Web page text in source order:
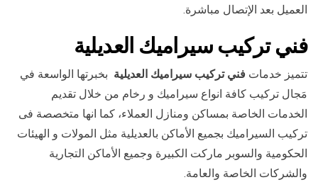
العميل بعد الإتصال مباشرة.
فني تركيب سيراميك العديلية
تتميز خدمات فني تركيب سيراميك العديلية بخبرتها الواسعة في
مَجال تركيب كافة انواع سيراميك و رخام من خلال تقديم
الخدمات الخاصة بمساكن ومنازل العملاء، كما انها متخصصة فى
تركيب السيراميك بجميع الأماكن بالعديلية مثل المولات و الهيئات
الحكومية والسوبر ماركت الكبيرة وجميع الأماكن التجارية
والشركات الخاصة والعامة.